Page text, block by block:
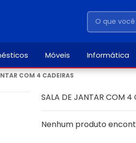
Móveis Informática
COM 4 CADEIRAS
SALA DE JANTAR COM 4
Nenhum produto